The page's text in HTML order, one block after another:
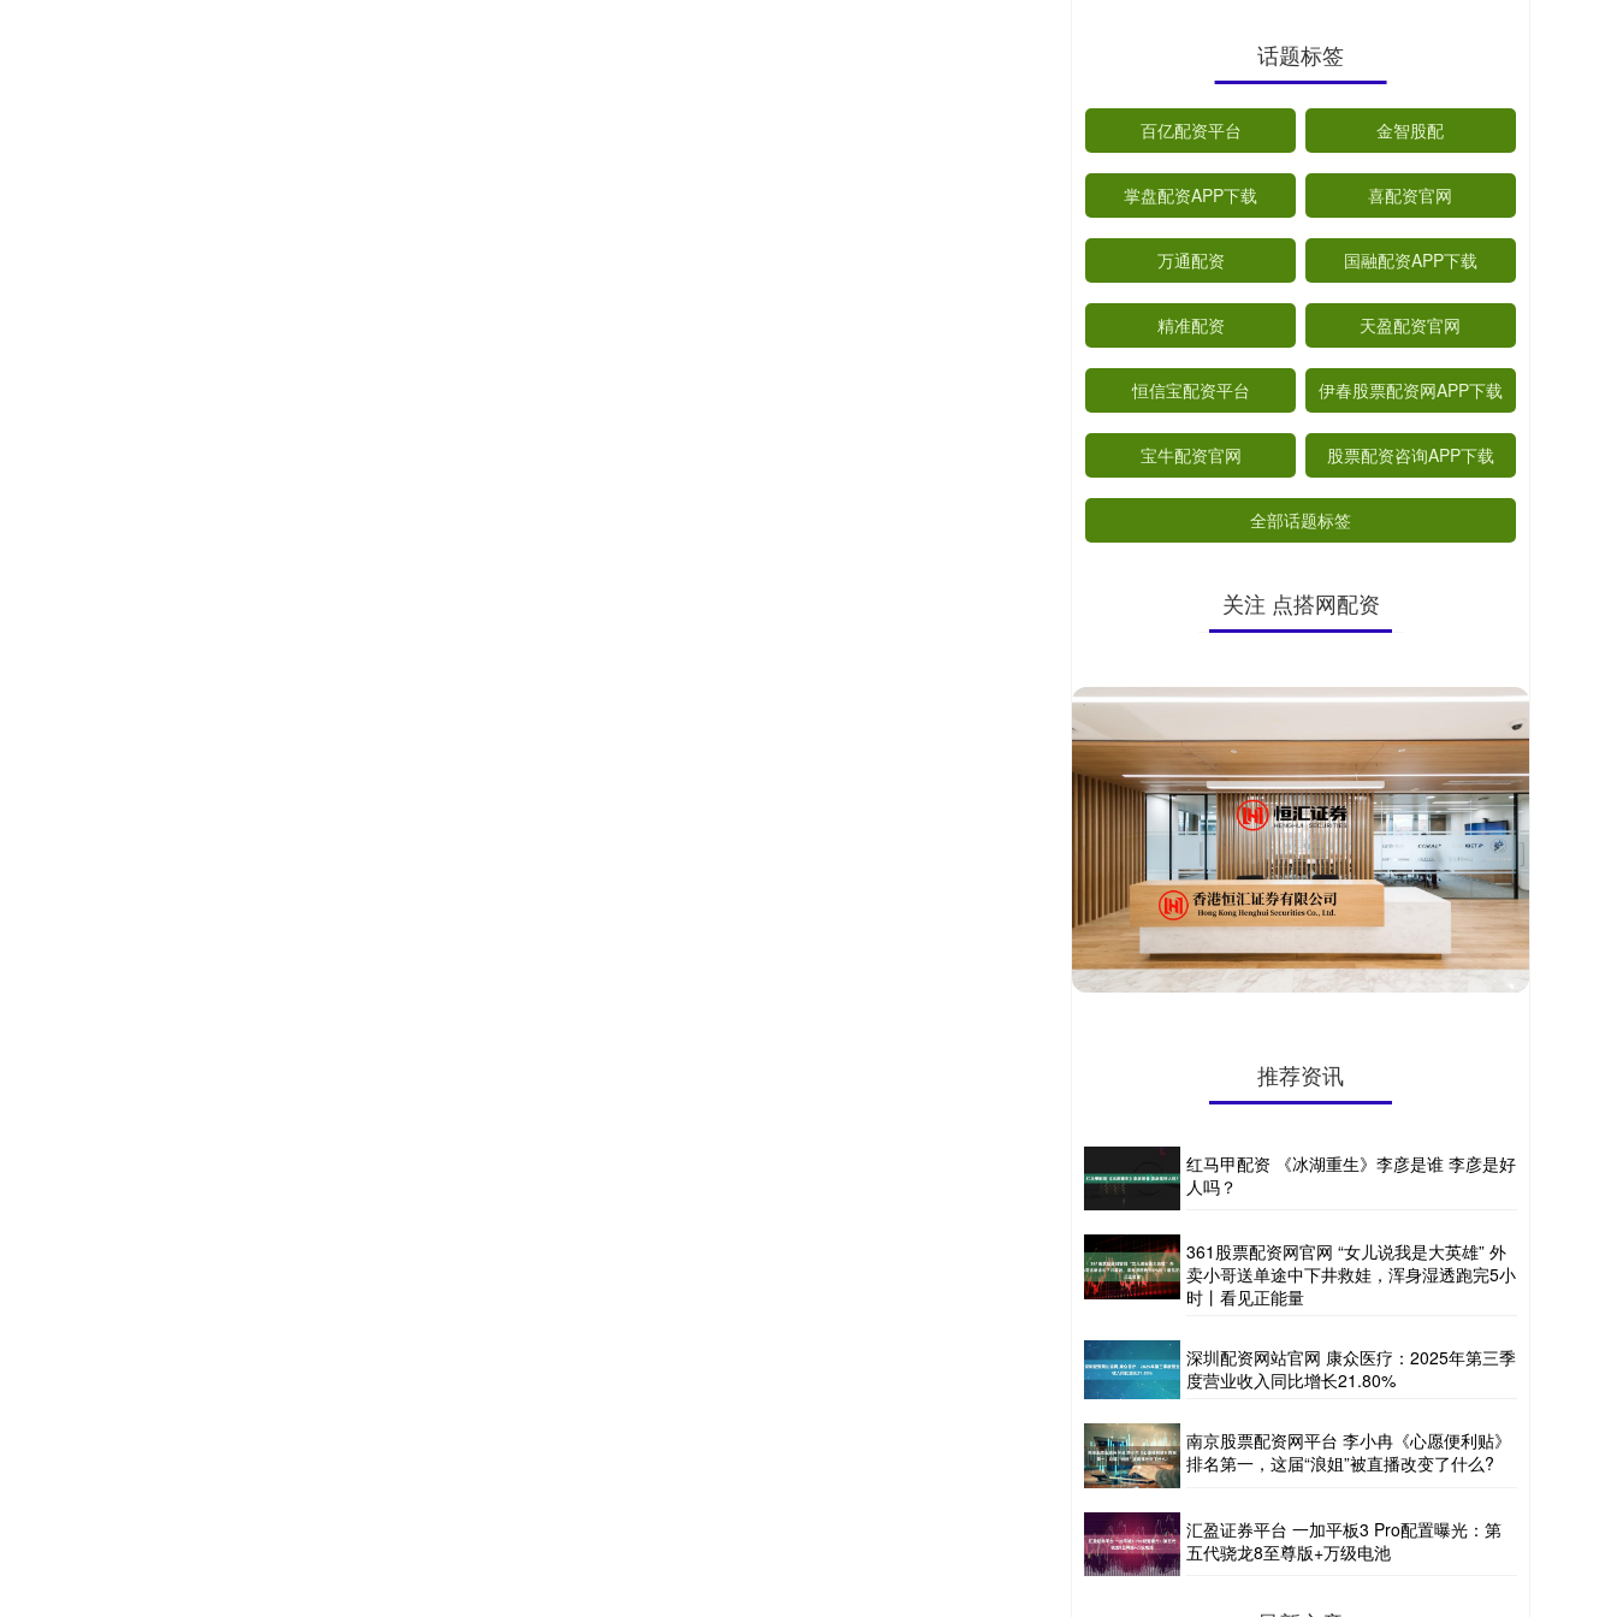
话题标签
百亿配资平台 金智股配
掌盘配资APP下载 喜配资官网
万通配资 国融配资APP下载
精准配资 天盈配资官网
恒信宝配资平台 伊春股票配资网APP下载
宝牛配资官网 股票配资咨询APP下载
全部话题标签
关注 点搭网配资
推荐资讯
红马甲配资 《冰湖重生》李彦是谁 李彦是好
人吗？
361股票配资网官网 “女儿说我是大英雄” 外
卖小哥送单途中下井救娃，浑身湿透跑完5小
时丨看见正能量
深圳配资网站官网 康众医疗：2025年第三季
度营业收入同比增长21.80%
南京股票配资网平台 李小冉《心愿便利贴》
排名第一，这届“浪姐”被直播改变了什么?
汇盈证券平台 一加平板3 Pro配置曝光：第
五代骁龙8至尊版+万级电池